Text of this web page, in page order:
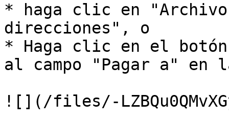
* haga clic en
direcciones", o
* Haga clic en el
al campo "Pagar a" en
![](/files/-